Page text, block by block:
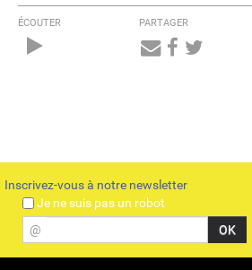
ÉCOUTER PARTAGER
Inscrivez-vous à notre newsletter
Je ne suis pas un robot
@